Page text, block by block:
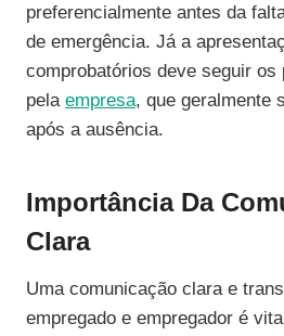
preferencialmente antes da
de emergência. Já a
comprobatórios deve seguir os
pela empresa, que geralmente
após a ausência.
Importância Da
Clara
Uma comunicação clara e
empregado e empregador é